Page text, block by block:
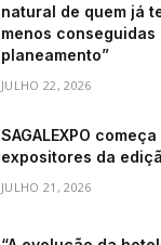
natural de quem já
menos
planeamento”
JULHO 22, 2026
SAGALEXPO
expositores da
JULHO 21, 2026